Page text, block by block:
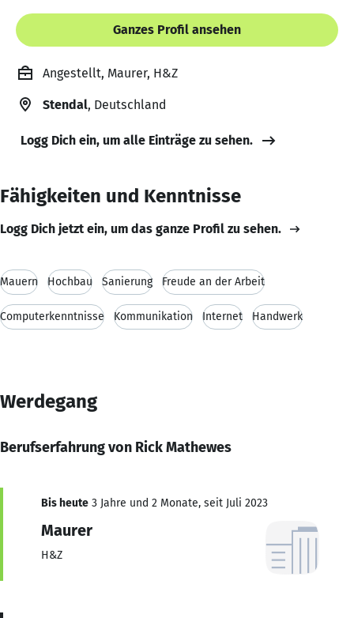
Ganzes Profil ansehen
Angestellt, Maurer, H&Z
Stendal, Deutschland
Logg Dich ein, um alle Einträge zu sehen.
Fähigkeiten und Kenntnisse
Logg Dich jetzt ein, um das ganze Profil zu sehen.
Mauern Hochbau Sanierung Freude an der Arbeit
Computerkenntnisse Kommunikation Internet Handwerk
Werdegang
Berufserfahrung von Rick Mathewes
Bis heute 3 Jahre und 2 Monate, seit Juli 2023
Maurer
H&Z